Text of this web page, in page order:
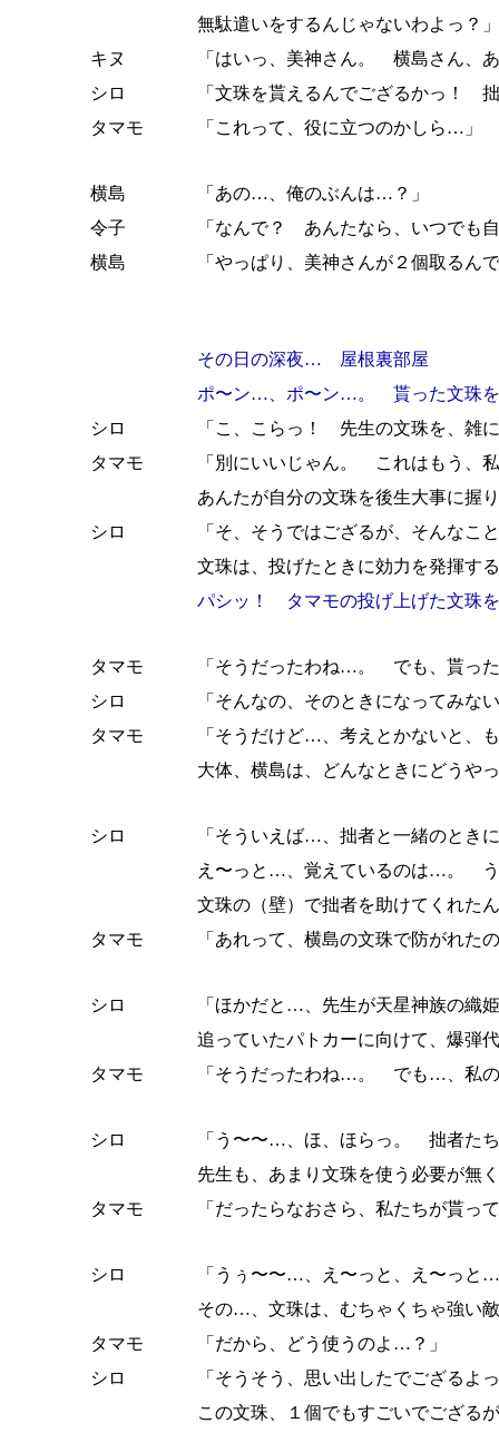
無駄遣いをするんじゃないわよっ？」
キヌ
「はいっ、美神さん。 横島さん、
シロ
「文珠を貰えるんでござるかっ！
タマモ
「これって、役に立つのかしら…」
横島
「あの…、俺のぶんは…？」
令子
「なんで？ あんたなら、いつでも
横島
「やっぱり、美神さんが２個取るん
その日の深夜… 屋根裏部屋
ポ〜ン…、ポ〜ン…。 貰った文珠を
シロ
「こ、こらっ！ 先生の文珠を、雑
タマモ
「別にいいじゃん。 これはもう、
あんたが自分の文珠を後生大事に握
シロ
「そ、そうではござるが、そんなこ
文珠は、投げたときに効力を発揮す
パシッ！ タマモの投げ上げた文珠
タマモ
「そうだったわね…。 でも、貰っ
シロ
「そんなの、そのときになってみな
タマモ
「そうだけど…、考えとかないと、
大体、横島は、どんなときにどうや
シロ
「そういえば…、拙者と一緒のとき
え〜っと…、覚えているのは…。 う
文珠の（壁）で拙者を助けてくれた
タマモ
「あれって、横島の文珠で防がれ
シロ
「ほかだと…、先生が天星神族の織
追っていたパトカーに向けて、爆弾
タマモ
「そうだったわね…。 でも…、私
シロ
「う〜〜…、ほ、ほらっ。 拙者た
先生も、あまり文珠を使う必要が無
タマモ
「だったらなおさら、私たちが貰っ
シロ
「うぅ〜〜…、え〜っと、え〜っと…
その…、文珠は、むちゃくちゃ強い
タマモ
「だから、どう使うのよ…？」
シロ
「そうそう、思い出したでござるよ
この文珠、１個でもすごいでござる